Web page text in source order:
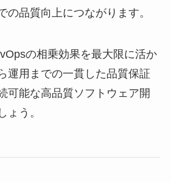
の品質向上につながります。
の相乗効果を最大限に活か
運用までの一貫した品質保証
可能な高品質ソフトウェア開
ょう。